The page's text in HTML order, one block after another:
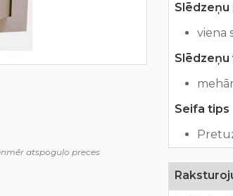
atspoguļo preces
Slēdzeņu
viena
Slēdzeņu
Seifa tips